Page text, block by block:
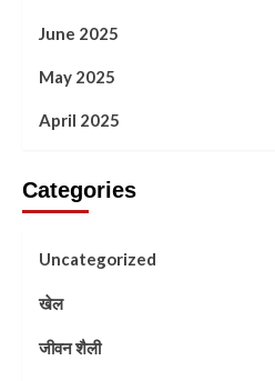
June 2025
May 2025
April 2025
Categories
Uncategorized
खेल
जीवन शैली